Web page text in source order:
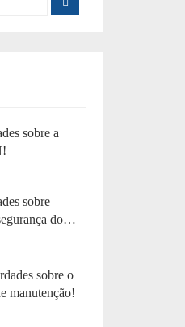
sobre a
sobre
do
sobre o
manutenção!